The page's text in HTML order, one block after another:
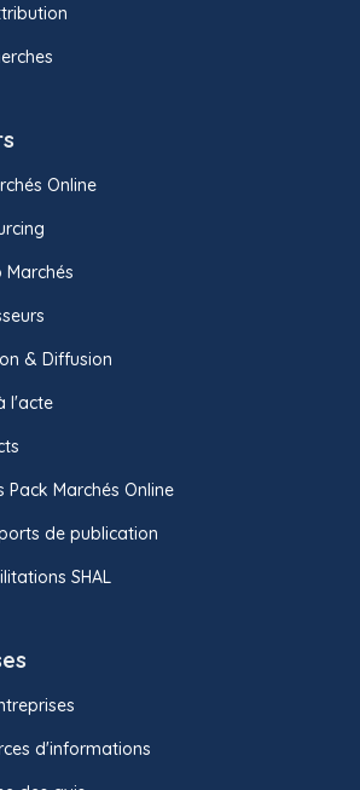
Online
& Diffusion
l'acte
Pack Marchés Online
de publication
SHAL
d'informations